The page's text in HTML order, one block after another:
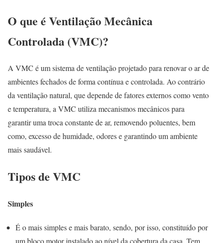
O que é Ventilação Mecânica
Controlada (VMC)?
A VMC é um sistema de ventilação projetado para renovar o ar de
ambientes fechados de forma contínua e controlada. Ao contrário
da ventilação natural, que depende de fatores externos como vento
e temperatura, a VMC utiliza mecanismos mecânicos para
garantir uma troca constante de ar, removendo poluentes, bem
como, excesso de humidade, odores e garantindo um ambiente
mais saudável.
Tipos de VMC
Simples
É o mais simples e mais barato, sendo, por isso, constituído por
um bloco motor instalado ao nível da cobertura da casa. Tem